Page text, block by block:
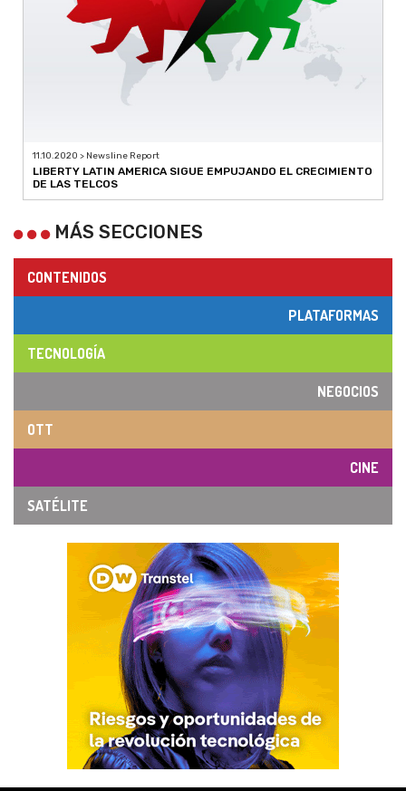
11.10.2020 > Newsline Report
LIBERTY LATIN AMERICA SIGUE EMPUJANDO EL CRECIMIENTO
DE LAS TELCOS
MÁS SECCIONES
CONTENIDOS
PLATAFORMAS
TECNOLOGÍA
NEGOCIOS
OTT
CINE
SATÉLITE